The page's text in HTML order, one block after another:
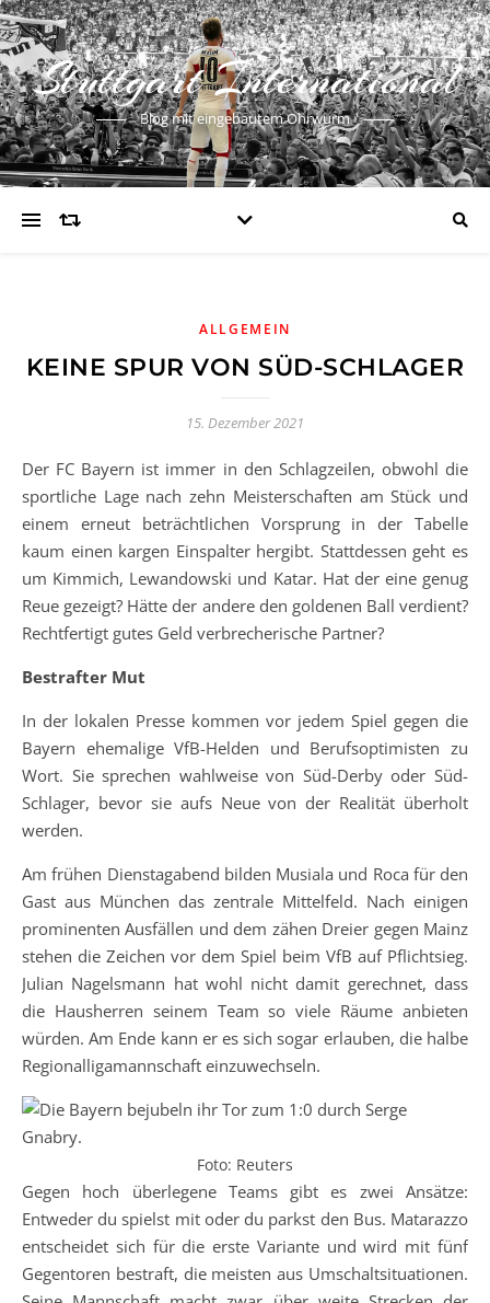
Stuttgart International
Blog mit eingebautem Ohrwurm
ALLGEMEIN
KEINE SPUR VON SÜD-SCHLAGER
15. Dezember 2021
Der FC Bayern ist immer in den Schlagzeilen, obwohl die
sportliche Lage nach zehn Meisterschaften am Stück und
einem erneut beträchtlichen Vorsprung in der Tabelle
kaum einen kargen Einspalter hergibt. Stattdessen geht es
um Kimmich, Lewandowski und Katar. Hat der eine genug
Reue gezeigt? Hätte der andere den goldenen Ball verdient?
Rechtfertigt gutes Geld verbrecherische Partner?
Bestrafter Mut
In der lokalen Presse kommen vor jedem Spiel gegen die
Bayern ehemalige VfB-Helden und Berufsoptimisten zu
Wort. Sie sprechen wahlweise von Süd-Derby oder Süd-
Schlager, bevor sie aufs Neue von der Realität überholt
werden.
Am frühen Dienstagabend bilden Musiala und Roca für den
Gast aus München das zentrale Mittelfeld. Nach einigen
prominenten Ausfällen und dem zähen Dreier gegen Mainz
stehen die Zeichen vor dem Spiel beim VfB auf Pflichtsieg.
Julian Nagelsmann hat wohl nicht damit gerechnet, dass
die Hausherren seinem Team so viele Räume anbieten
würden. Am Ende kann er es sich sogar erlauben, die halbe
Regionalligamannschaft einzuwechseln.
Foto: Reuters
Gegen hoch überlegene Teams gibt es zwei Ansätze:
Entweder du spielst mit oder du parkst den Bus. Matarazzo
entscheidet sich für die erste Variante und wird mit fünf
Gegentoren bestraft, die meisten aus Umschaltsituationen.